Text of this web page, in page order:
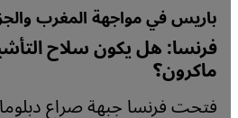
باريس في مواجهة المغرب
فرنسا: هل يكون سلاح
ماكرون؟
فتحت فرنسا جبهة صراع